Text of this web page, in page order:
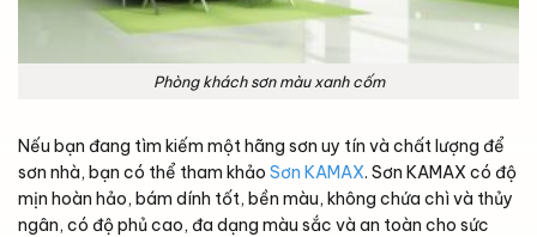
Phòng khách sơn màu xanh cốm
Nếu bạn đang tìm kiếm một hãng sơn uy tín và chất lượng để
sơn nhà, bạn có thể tham khảo Sơn KAMAX. Sơn KAMAX có độ
mịn hoàn hảo, bám dính tốt, bền màu, không chứa chì và thủy
ngân, có độ phủ cao, đa dạng màu sắc và an toàn cho sức